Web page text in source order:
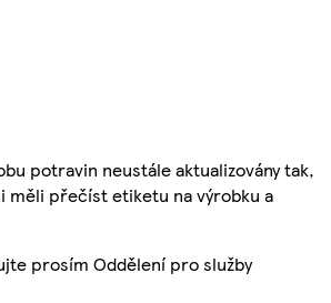
potravin neustále aktualizovány tak,
měli přečíst etiketu na výrobku a
prosím Oddělení pro služby